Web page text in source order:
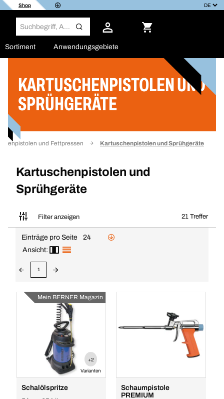
Shop
Sortiment Anwendungsgebiete
KARTUSCHENPISTOLEN UND
SPRÜHGERÄTE
und Fettpressen Kartuschenpistolen und Sprühgeräte
Kartuschenpistolen und
Sprühgeräte
Filter anzeigen 21 Treffer
Filter
Einträge pro Seite
24
Ansicht:
1
Mein BERNER Magazin
+2
Varianten
Schalölspritze
Schaumpistole
PREMIUM